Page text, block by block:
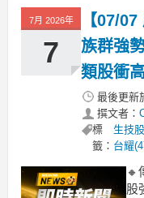
的
面
7月 2026年
7
【07/
族群強
類股衝
最後更新
撰文者：
標
籤：
生技股
台耀
🔸
股